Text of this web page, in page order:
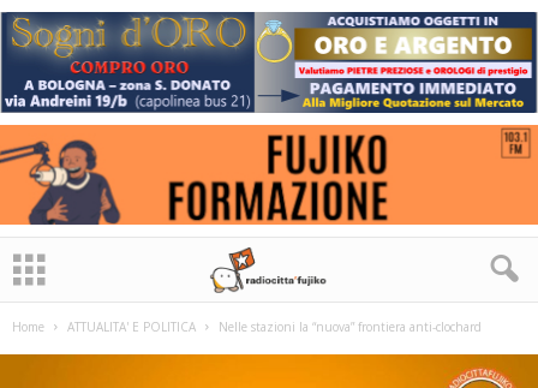
Home ATTUALITA' E POLITICA Nelle stazioni la “nuova” frontiera anti-clochard